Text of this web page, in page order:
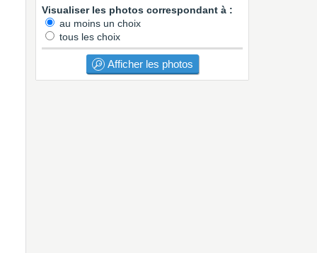
Visualiser les photos correspondant à :
au moins un choix
tous les choix
Afficher les photos